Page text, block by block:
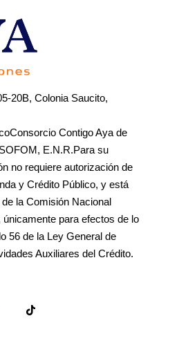
20B, Colonia Saucito,
Contigo Aya de
E.N.R.Para su
no requiere autorización de
y Crédito Público, y está
la Comisión Nacional
para efectos de lo
56 de la Ley General de
Auxiliares del Crédito.